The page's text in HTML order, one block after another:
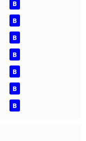
B
B
B
B
B
B
B